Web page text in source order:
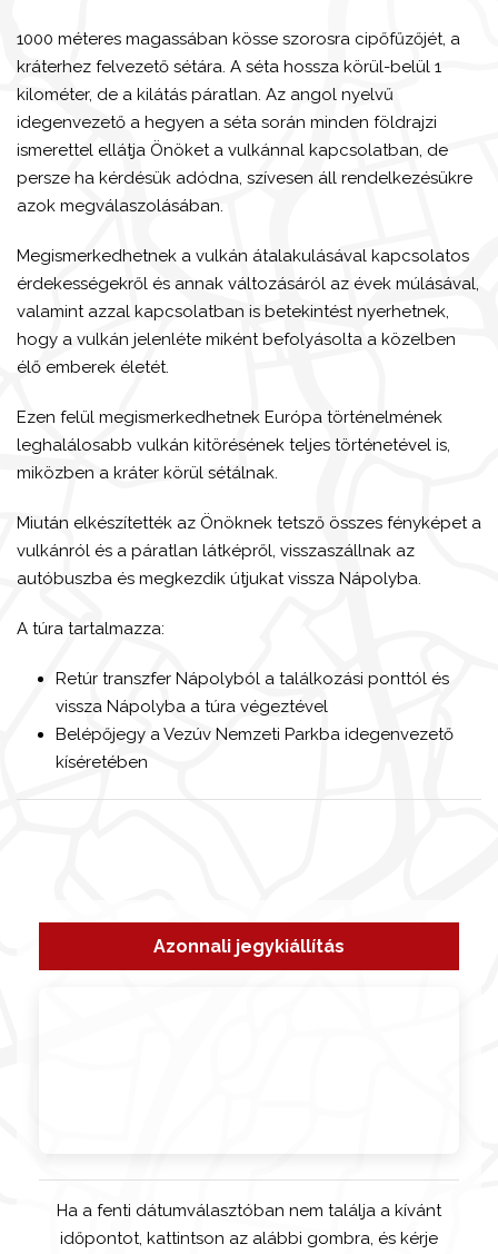
Azonnali jegykiállítás
Ha a fenti dátumválasztóban nem találja a kívánt
időpontot, kattintson az alábbi gombra, és kérje
1000 méteres magassában kösse szorosra cipőfűzőjét, a
kráterhez felvezető sétára. A séta hossza körül-belül 1
kilométer, de a kilátás páratlan. Az angol nyelvű
idegenvezető a hegyen a séta során minden földrajzi
ismerettel ellátja Önöket a vulkánnal kapcsolatban, de
persze ha kérdésük adódna, szívesen áll rendelkezésükre
azok megválaszolásában.
Megismerkedhetnek a vulkán átalakulásával kapcsolatos
érdekességekről és annak változásáról az évek múlásával,
valamint azzal kapcsolatban is betekintést nyerhetnek,
hogy a vulkán jelenléte miként befolyásolta a közelben
élő emberek életét.
Ezen felül megismerkedhetnek Európa történelmének
leghalálosabb vulkán kitörésének teljes történetével is,
miközben a kráter körül sétálnak.
Miután elkészítették az Önöknek tetsző összes fényképet a
vulkánról és a páratlan látképről, visszaszállnak az
autóbuszba és megkezdik útjukat vissza Nápolyba.
A túra tartalmazza:
Retúr transzfer Nápolyból a találkozási ponttól és
vissza Nápolyba a túra végeztével
Belépőjegy a Vezúv Nemzeti Parkba idegenvezető
kíséretében